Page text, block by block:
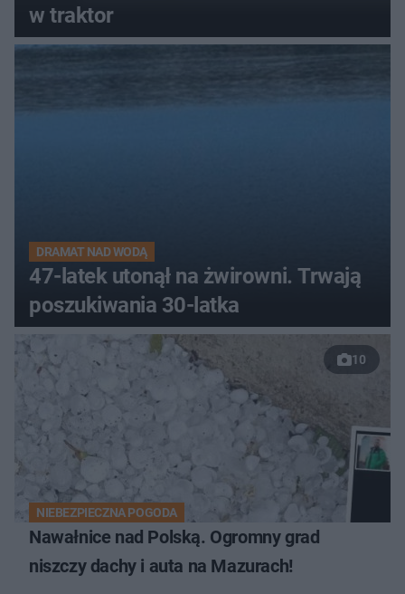
w traktor
DRAMAT NAD WODĄ
47-latek utonął na żwirowni. Trwają
poszukiwania 30-latka
10
NIEBEZPIECZNA POGODA
Nawałnice nad Polską. Ogromny grad
niszczy dachy i auta na Mazurach!